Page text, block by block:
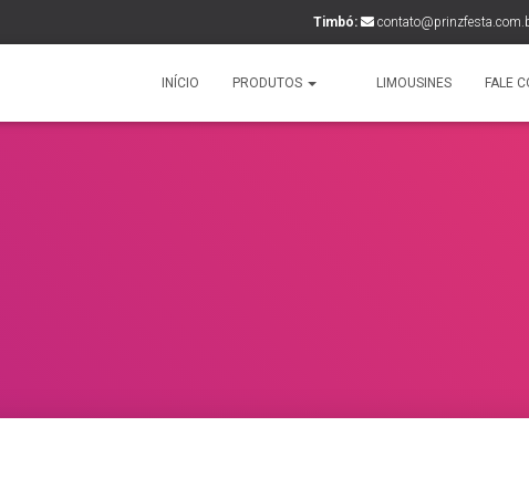
Timbó:
INÍCIO PRODUTOS LIMOUSINES FALE